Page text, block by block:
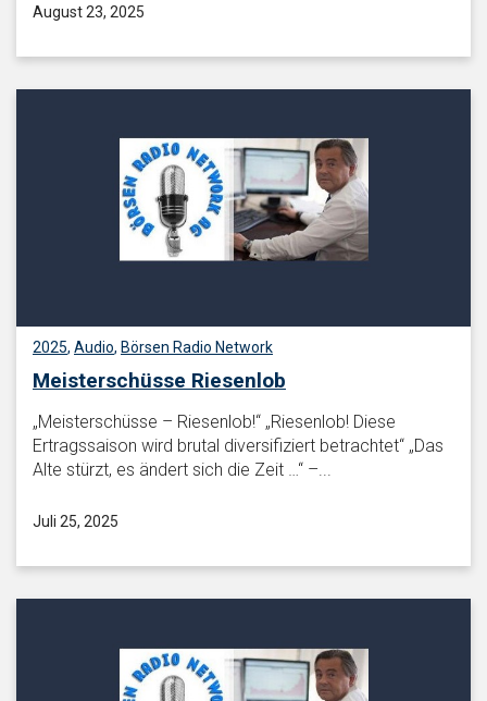
August 23, 2025
2025, Audio, Börsen Radio Network
Meisterschüsse Riesenlob
„Meisterschüsse – Riesenlob!“ „Riesenlob! Diese
Ertragssaison wird brutal diversifiziert betrachtet“ „Das
Alte stürzt, es ändert sich die Zeit …“ –...
Juli 25, 2025